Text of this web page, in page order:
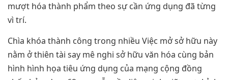
mượt hóa thành phẩm theo sự cần ứng dụng đã từng
vì trí.
Chìa khóa thành công trong nhiều Việc mở sở hữu này
nằm ở thiên tài say mê nghi sở hữu văn hóa cùng bản
hình hình họa tiêu ứng dụng của mạng cộng đồng